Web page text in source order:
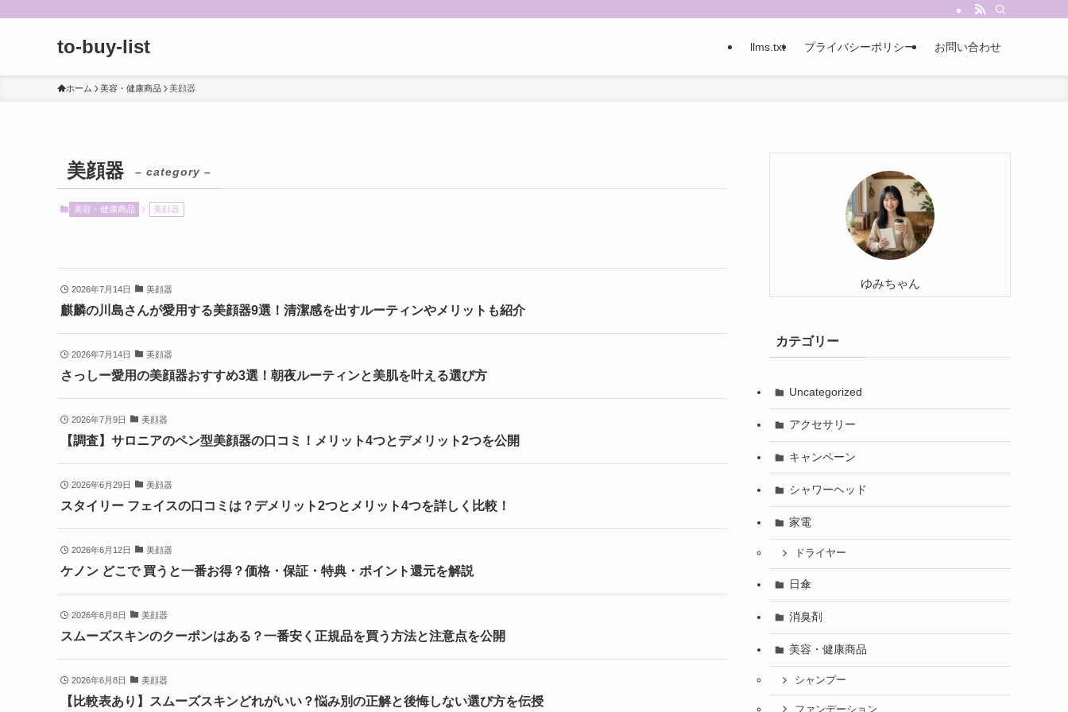
to-buy-list llms.txt プライバシーポリシー お問い合わせ
ホーム 美容・健康商品 美顔器
美顔器 – category –
美容・健康商品 美顔器
2026年7月14日 美顔器
麒麟の川島さんが愛用する美顔器9選！清潔感を出すルーティンやメリットも紹介
2026年7月14日 美顔器
さっしー愛用の美顔器おすすめ3選！朝夜ルーティンと美肌を叶える選び方
2026年7月9日 美顔器
【調査】サロニアのペン型美顔器の口コミ！メリット4つとデメリット2つを公開
2026年6月29日 美顔器
スタイリー フェイスの口コミは？デメリット2つとメリット4つを詳しく比較！
2026年6月12日 美顔器
ケノン どこで 買うと一番お得？価格・保証・特典・ポイント還元を解説
2026年6月8日 美顔器
スムーズスキンのクーポンはある？一番安く正規品を買う方法と注意点を公開
2026年6月8日 美顔器
【比較表あり】スムーズスキンどれがいい？悩み別の正解と後悔しない選び方を伝授
ゆみちゃん
カテゴリー
Uncategorized
アクセサリー
キャンペーン
シャワーヘッド
家電
ドライヤー
日傘
消臭剤
美容・健康商品
シャンプー
ファンデーション